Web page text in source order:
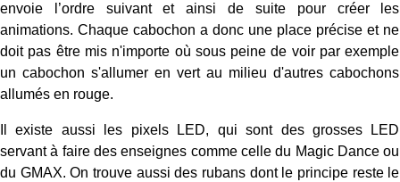
envoie l’ordre suivant et ainsi de suite pour créer les
animations. Chaque cabochon a donc une place précise et ne
doit pas être mis n'importe où sous peine de voir par exemple
un cabochon s'allumer en vert au milieu d'autres cabochons
allumés en rouge.
Il existe aussi les pixels LED, qui sont des grosses LED
servant à faire des enseignes comme celle du Magic Dance ou
du GMAX. On trouve aussi des rubans dont le principe reste le